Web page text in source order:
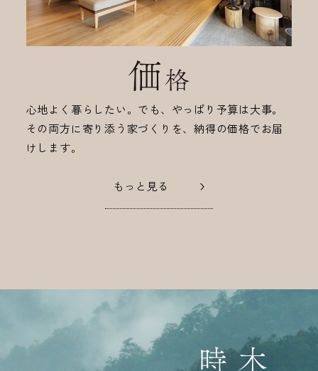
心地よく暮らしたい。でも、やっぱり予算は大事。
その両方に寄り添う家づくりを、納得の価格でお届
けします。
もっと見る